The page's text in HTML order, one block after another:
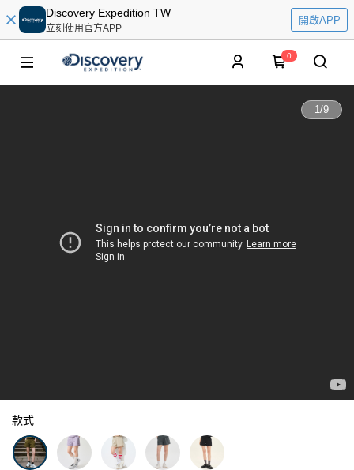
Discovery Expedition TW
立刻使用官方APP
開啟APP
0
1/9
款式